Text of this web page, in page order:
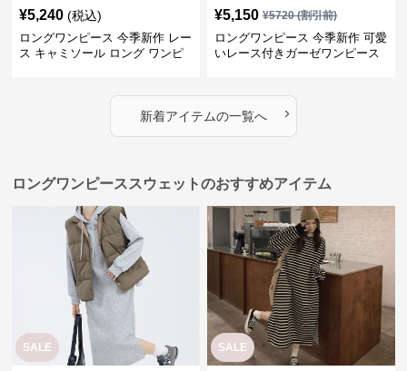
¥5,240 (税込)
ロングワンピース 今季新作 レー
ス キャミソール ロング ワンピ
¥5,150 ¥5720(割引前)
ロングワンピース 今季新作 可愛
いレース付きガーゼワンピース
新着アイテムの一覧へ ›
ロングワンピーススウェットのおすすめアイテム
SALE SALE